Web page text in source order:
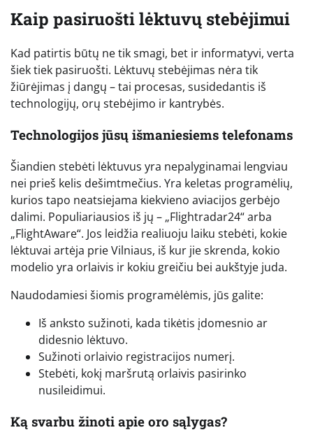
Kaip pasiruošti lėktuvų stebėjimui
Kad patirtis būtų ne tik smagi, bet ir informatyvi, verta
šiek tiek pasiruošti. Lėktuvų stebėjimas nėra tik
žiūrėjimas į dangų – tai procesas, susidedantis iš
technologijų, orų stebėjimo ir kantrybės.
Technologijos jūsų išmaniesiems telefonams
Šiandien stebėti lėktuvus yra nepalyginamai lengviau
nei prieš kelis dešimtmečius. Yra keletas programėlių,
kurios tapo neatsiejama kiekvieno aviacijos gerbėjo
dalimi. Populiariausios iš jų – „Flightradar24“ arba
„FlightAware“. Jos leidžia realiuoju laiku stebėti, kokie
lėktuvai artėja prie Vilniaus, iš kur jie skrenda, kokio
modelio yra orlaivis ir kokiu greičiu bei aukštyje juda.
Naudodamiesi šiomis programėlėmis, jūs galite:
Iš anksto sužinoti, kada tikėtis įdomesnio ar
didesnio lėktuvo.
Sužinoti orlaivio registracijos numerį.
Stebėti, kokį maršrutą orlaivis pasirinko
nusileidimui.
Ką svarbu žinoti apie oro sąlygas?